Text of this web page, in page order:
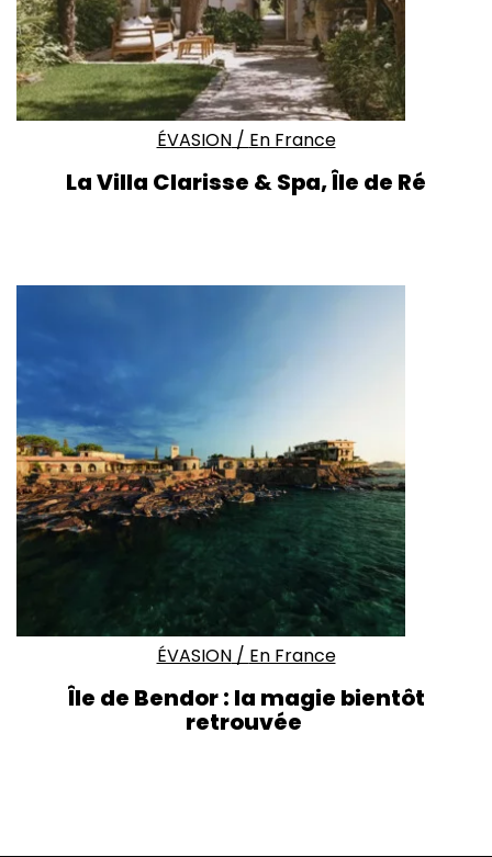
ÉVASION/ En France
La Villa Clarisse & Spa, Île de Ré
ÉVASION/ En France
Île de Bendor : la magie bientôt
retrouvée